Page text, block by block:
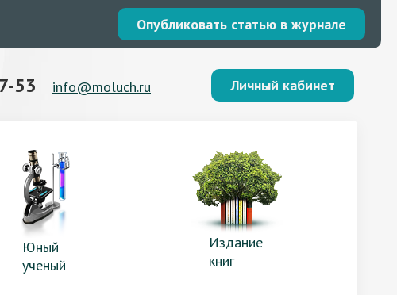
Опубликовать статью в журнале
53 info@moluch.ru Личный кабинет
Юный
ученый
Издание
книг